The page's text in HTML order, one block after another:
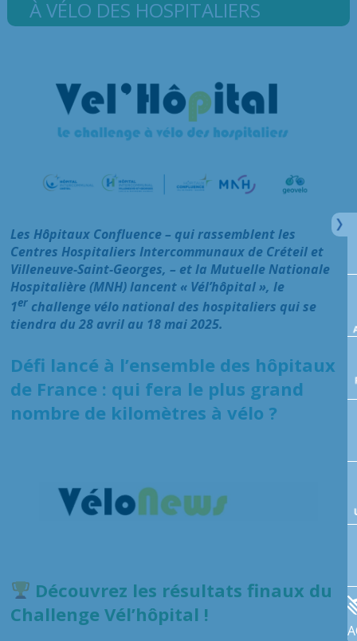
À VÉLO DES HOSPITALIERS
Les Hôpitaux Confluence – qui rassemblent les
Centres Hospitaliers Intercommunaux de Créteil et
Villeneuve-Saint-Georges, – et la Mutuelle Nationale
Hospitalière (MNH) lancent « Vél’hôpital », le
1er challenge vélo national des hospitaliers qui se
tiendra du 28 avril au 18 mai 2025.
Défi lancé à l’ensemble des hôpitaux
de France : qui fera le plus grand
nombre de kilomètres à vélo ?
Découvrez les résultats finaux du
Challenge Vél’hôpital !